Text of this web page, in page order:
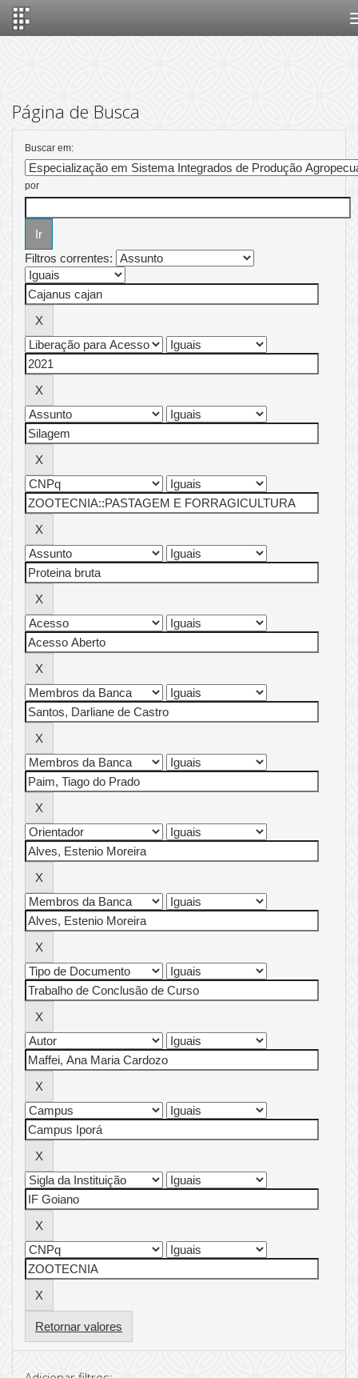
Página de Busca
Buscar em:
por
Filtros correntes:
Retornar valores